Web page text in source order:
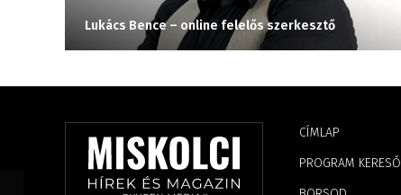
Lukács Bence – online felelős szerkesztő
CÍMLAP
PROGRAM KERESŐ